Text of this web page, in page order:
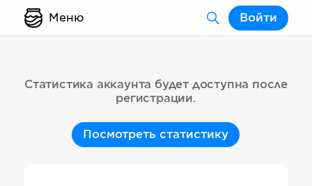
Меню Войти
Статистика аккаунта будет доступна после
регистрации.
Посмотреть статистику